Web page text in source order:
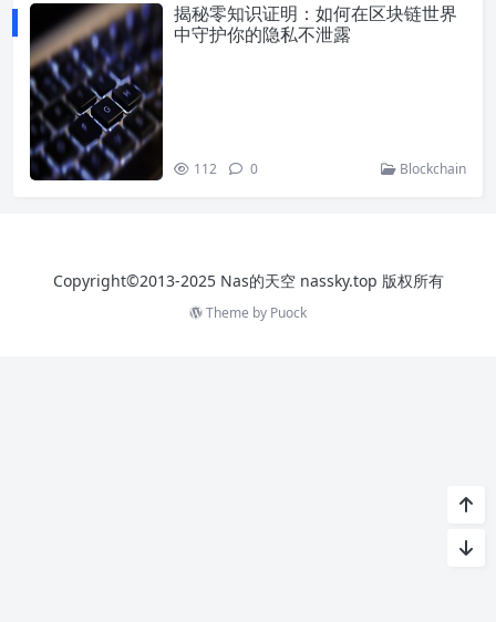
揭秘零知识证明：如何在区块链世界
中守护你的隐私不泄露
112 0 Blockchain
Copyright©2013-2025 Nas的天空 nassky.top 版权所有
Theme by Puock